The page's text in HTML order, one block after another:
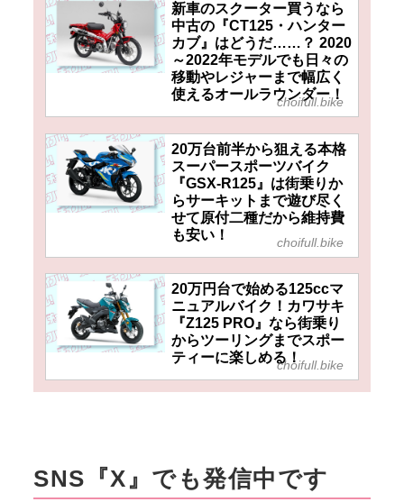
新車のスクーター買うなら
中古の『CT125・ハンター
カブ』はどうだ……？ 2020
～2022年モデルでも日々の
移動やレジャーまで幅広く
使えるオールラウンダー！
choifull.bike
20万台前半から狙える本格
スーパースポーツバイク
『GSX-R125』は街乗りか
らサーキットまで遊び尽く
せて原付二種だから維持費
も安い！
choifull.bike
20万円台で始める125ccマ
ニュアルバイク！カワサキ
『Z125 PRO』なら街乗り
からツーリングまでスポー
ティーに楽しめる！choifull.bike
SNS『X』でも発信中です